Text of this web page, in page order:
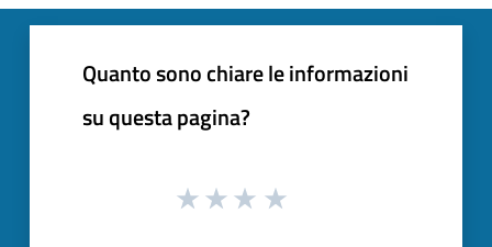
Quanto sono chiare le informazioni
su questa pagina?